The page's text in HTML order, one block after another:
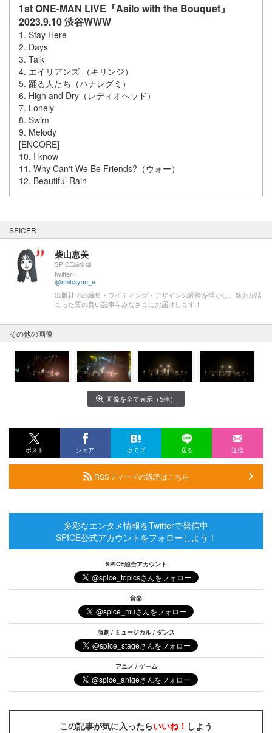
1st ONE-MAN LIVE『Asilo with the Bouquet』
2023.9.10 渋谷WWW
1. Stay Here
2. Days
3. Talk
4. エイリアンズ （キリンジ）
5. 踊る人たち（ハナレグミ）
6. High and Dry（レディオヘッド）
7. Lonely
8. Swim
9. Melody
[ENCORE]
10. I know
11. Why Can't We Be Friends?（ウォー）
12. Beautiful Rain
SPICER
柴山恵美
SPICE編集部
twitter:
@shibayan_e
出版社での編集・ライティング・デザインの経験を活かし、魅力が詰
まった質の良い記事をみなさまにお届けします！
その他の画像
画像を全て表示（5件）
ポスト シェア はてブ 送る 送信
RSSフィードの購読はこちら
多彩なエンタメ情報をTwitterで発信中
SPICE公式アカウントをフォローしよう！
SPICE総合アカウント
音楽
演劇 / ミュージカル / ダンス
アニメ / ゲーム
この記事が気に入ったらいいね！ しよう